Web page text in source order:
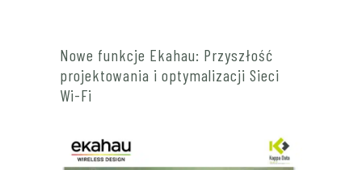
Nowe funkcje Ekahau: Przyszłość
projektowania i optymalizacji Sieci
Wi-Fi